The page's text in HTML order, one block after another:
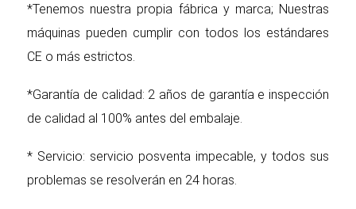
*Tenemos nuestra propia fábrica y marca; Nuestras
máquinas pueden cumplir con todos los estándares
CE o más estrictos.
*Garantía de calidad: 2 años de garantía e inspección
de calidad al 100% antes del embalaje.
* Servicio: servicio posventa impecable, y todos sus
problemas se resolverán en 24 horas.